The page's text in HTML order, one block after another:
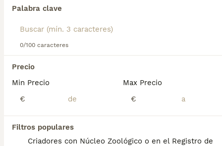
Palabra clave
0/100 caracteres
Precio
Min Precio
€
Max Precio
€
Filtros populares
Criadores con Núcleo Zoológico o en el Registro de
se convierten en miembros muy valiosos de la familia.
Lee nuestra página de consejos de compra de Doberman
para obtener información sobre esta raza de perro.
Encontramos 0 Dobermann Cachorros en
Guardar búsqueda
Preguntas frecuentes